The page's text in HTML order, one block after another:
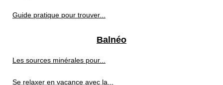
Guide pratique pour trouver...
Balnéo
Les sources minérales pour...
Se relaxer en vacance avec la...